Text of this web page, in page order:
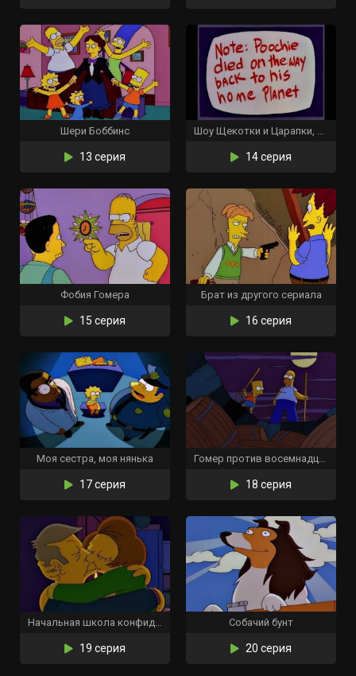
Шери Боббинс
13 серия
Шоу Щекотки и Царапки, и Лайки
14 серия
Фобия Гомера
15 серия
Брат из другого сериала
16 серия
Моя сестра, моя нянька
17 серия
Гомер против восемнадцатой поправки
18 серия
Начальная школа конфиденциально
19 серия
Собачий бунт
20 серия